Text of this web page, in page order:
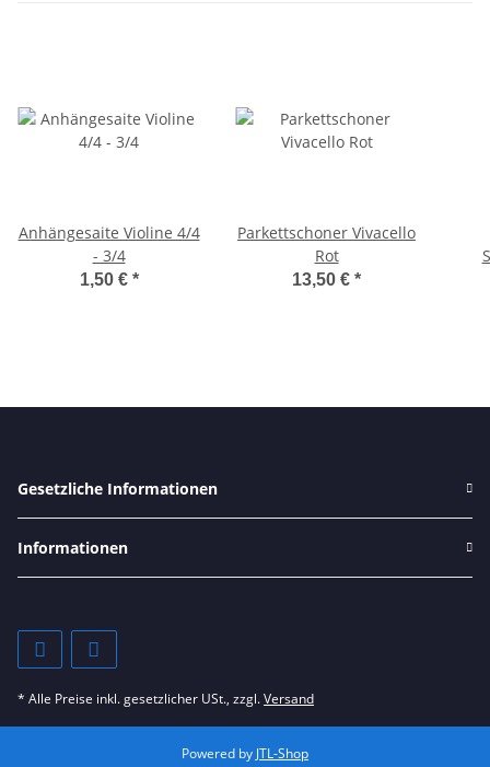
Anhängesaite Violine 4/4
- 3/4
1,50 € *
Parkettschoner Vivacello
Rot
13,50 € *
Gesetzliche Informationen
Informationen
* Alle Preise inkl. gesetzlicher USt., zzgl.Versand
Powered by JTL-Shop